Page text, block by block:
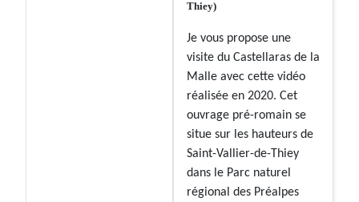
Thiey)
Je vous propose une
visite du Castellaras de la
Malle avec cette vidéo
réalisée en 2020. Cet
ouvrage pré-romain se
situe sur les hauteurs de
Saint-Vallier-de-Thiey
dans le Parc naturel
régional des Préalpes